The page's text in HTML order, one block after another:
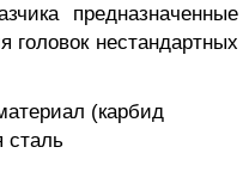
предназначенные
нестандартных
(карбид
сталь